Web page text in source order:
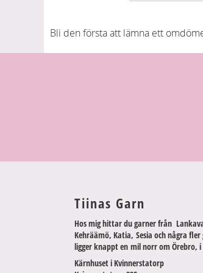
Bli den första att lämna ett
Tiinas Garn
Hos mig hittar du garner från
Kehräämö, Katia, Sesia och några
ligger knappt en mil norr om Örebro,
Kärnhuset i Kvinnerstatorp